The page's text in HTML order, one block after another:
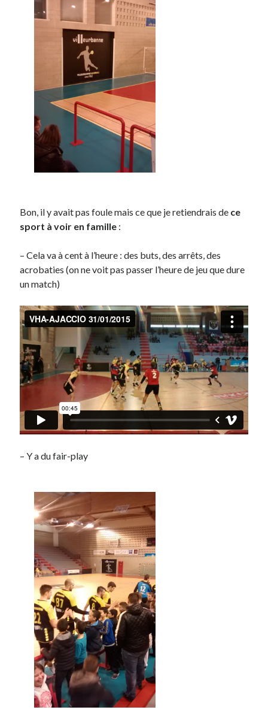
Lectures
Lyon à Livre Ouvert
Parole de Follower
Post inutile
Proust
Sons
Sorties cuculturelles
Bon, il y avait pas foule mais ce que je retiendrais de ce
sport à voir en famille :
– Cela va à cent à l’heure : des buts, des arrêts, des
acrobaties (on ne voit pas passer l’heure de jeu que dure
un match)
– Y a du fair-play